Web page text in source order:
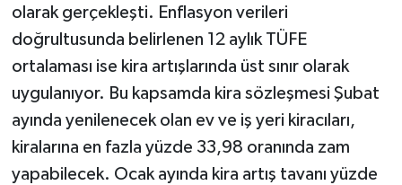
olarak gerçekleşti. Enflasyon verileri
doğrultusunda belirlenen 12 aylık TÜFE
ortalaması ise kira artışlarında üst sınır olarak
uygulanıyor. Bu kapsamda kira sözleşmesi Şubat
ayında yenilenecek olan ev ve iş yeri kiracıları,
kiralarına en fazla yüzde 33,98 oranında zam
yapabilecek. Ocak ayında kira artış tavanı yüzde